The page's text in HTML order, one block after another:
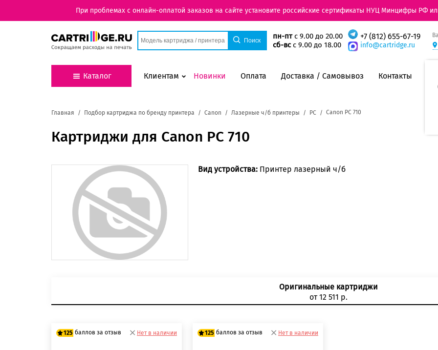
При проблемах с онлайн-оплатой заказов на сайте установите российские сертификаты НУЦ Минцифры РФ
пн-птс 9.00 до 20.00
сб-всс 9.00 до 18.00
+7 (812) 655-67-19
info@cartridge.ru
Каталог Клиентам Новинки Оплата Доставка / Самовывоз Контакты
Главная Подбор картриджа по бренду принтера Canon Лазерные ч/б принтеры PC Canon PC 710
Картриджи для Canon PC 710
Вид устройства: Принтер лазерный ч/б
Оригинальные картриджи
от 12 511 р.
125 баллов за отзыв Нет в наличии 125 баллов за отзыв Нет в наличии